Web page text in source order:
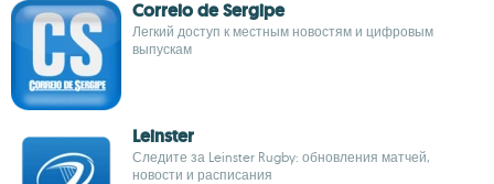
Correio de Sergipe
Легкий доступ к местным новостям и цифровым
выпускам
Leinster
Следите за Leinster Rugby: обновления матчей,
новости и расписания